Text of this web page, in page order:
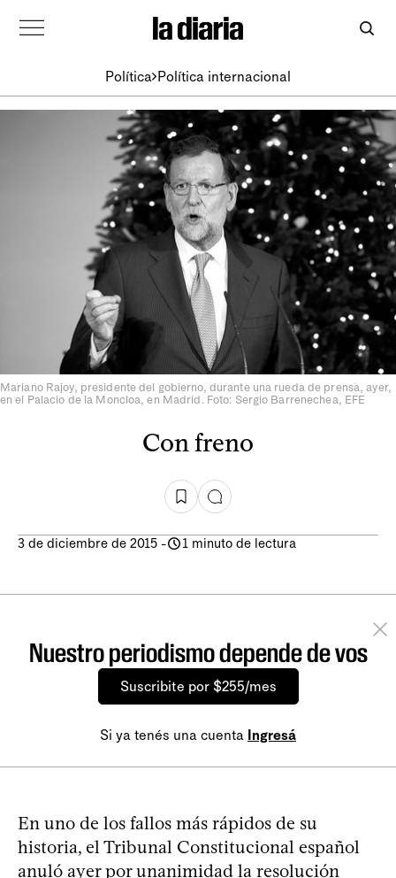
Política Política internacional
Mariano Rajoy, presidente del gobierno, durante una rueda de prensa, ayer,
en el Palacio de la Moncloa, en Madrid. Foto: Sergio Barrenechea, EFE
Con freno
3 de diciembre de 2015 - 1 minuto de lectura
Nuestro periodismo depende de vos
Suscribite por $255/mes
Si ya tenés una cuenta Ingresá
En uno de los fallos más rápidos de su
historia, el Tribunal Constitucional español
anuló ayer por unanimidad la resolución